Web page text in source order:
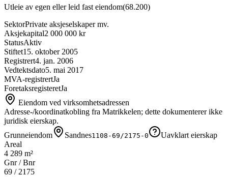
Utleie av egen eller leid fast eiendom(68.200)
SektorPrivate aksjeselskaper mv.
Aksjekapital2 000 000 kr
StatusAktiv
Stiftet15. oktober 2005
Registrert4. jan. 2006
Vedtektsdato5. mai 2017
MVA-registrertJa
ForetaksregisteretJa
Eiendom ved virksomhetsadressen
Adresse-/koordinatkobling fra Matrikkelen; dette dokumenterer ikke
juridisk eierskap.
Grunneiendom
Sandnes1108-69/2175-0
Uavklart eierskap
Areal
4 289 m²
Gnr / Bnr
69 /2175